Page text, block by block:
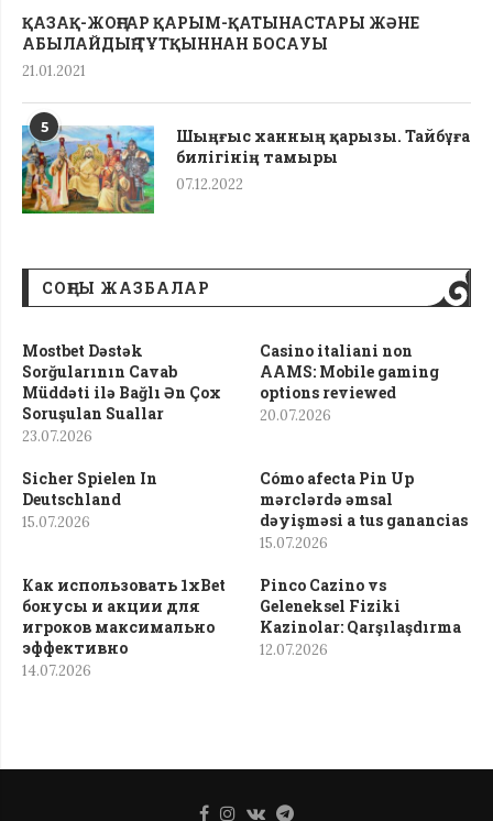
ҚАЗАҚ-ЖОҢҒАР ҚАРЫМ-ҚАТЫНАСТАРЫ ЖӘНЕ
АБЫЛАЙДЫҢ ТҰТҚЫННАН БОСАУЫ
21.01.2021
5
Шыңғыс ханның қарызы. Тайбұға
билігінің тамыры
07.12.2022
СОҢҒЫ ЖАЗБАЛАР
Mostbet Dəstək
Sorğularının Cavab
Müddəti ilə Bağlı Ən Çox
Soruşulan Suallar
23.07.2026
Casino italiani non
AAMS: Mobile gaming
options reviewed
20.07.2026
Sicher Spielen In
Deutschland
15.07.2026
Cómo afecta Pin Up
mərclərdə əmsal
dəyişməsi a tus ganancias
15.07.2026
Как использовать 1xBet
бонусы и акции для
игроков максимально
эффективно
14.07.2026
Pinco Cazino vs
Geleneksel Fiziki
Kazinolar: Qarşılaşdırma
12.07.2026